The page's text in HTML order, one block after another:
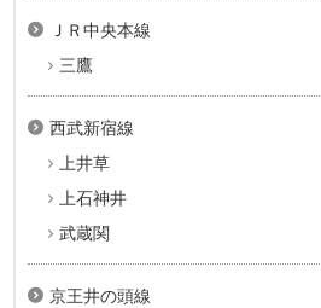
ＪＲ中央本線
三鷹
西武新宿線
上井草
上石神井
武蔵関
京王井の頭線